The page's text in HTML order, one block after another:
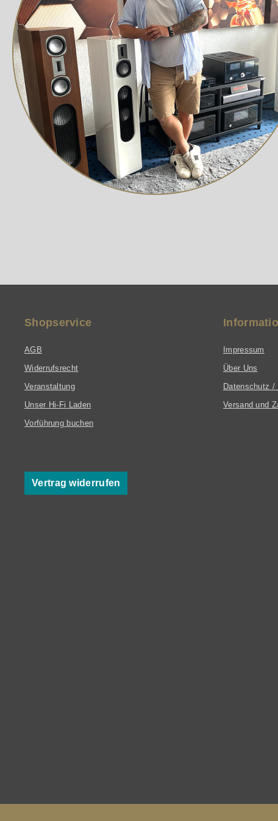
(VTA) Zwei gehärtete, in Kugellagern laufende
Phonokabel möglich Tonarmkabel Pro-Ject Connect it
Anschluss
MM-Phonoeingang am Verstärker oder am externen
Shopservice
AGB
Widerrufsrecht
Veranstaltung
Unser Hi-Fi Laden
Vorführung buchen
Vertrag widerrufen
Impressum
Über Uns
Datenschutz /
Versand und